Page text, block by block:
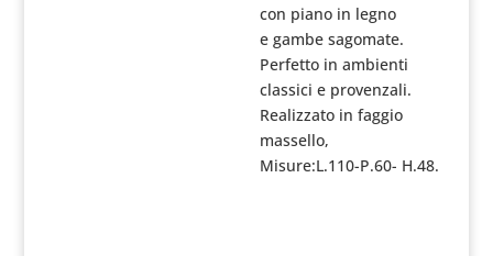
con piano in legno
e gambe sagomate.
Perfetto in ambienti
classici e provenzali.
Realizzato in faggio
massello,
Misure:L.110-P.60- H.48.